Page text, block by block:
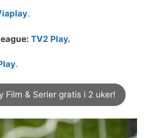
.
TV2 Play.
.
Film & Serier gratis i 2 uker!